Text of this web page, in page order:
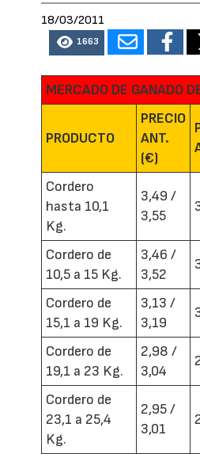
18/03/2011
1663
MERCADO DE GANADO
PRODUCTO
PRECIO
ANT.
(€)
Cordero
hasta 10,1
Kg.
3,49 /
3,55
Cordero de
10,5 a 15 Kg.
3,46 /
3,52
Cordero de
15,1 a 19 Kg.
3,13 /
3,19
Cordero de
19,1 a 23 Kg.
2,98 /
3,04
Cordero de
23,1 a 25,4
Kg.
2,95 /
3,01